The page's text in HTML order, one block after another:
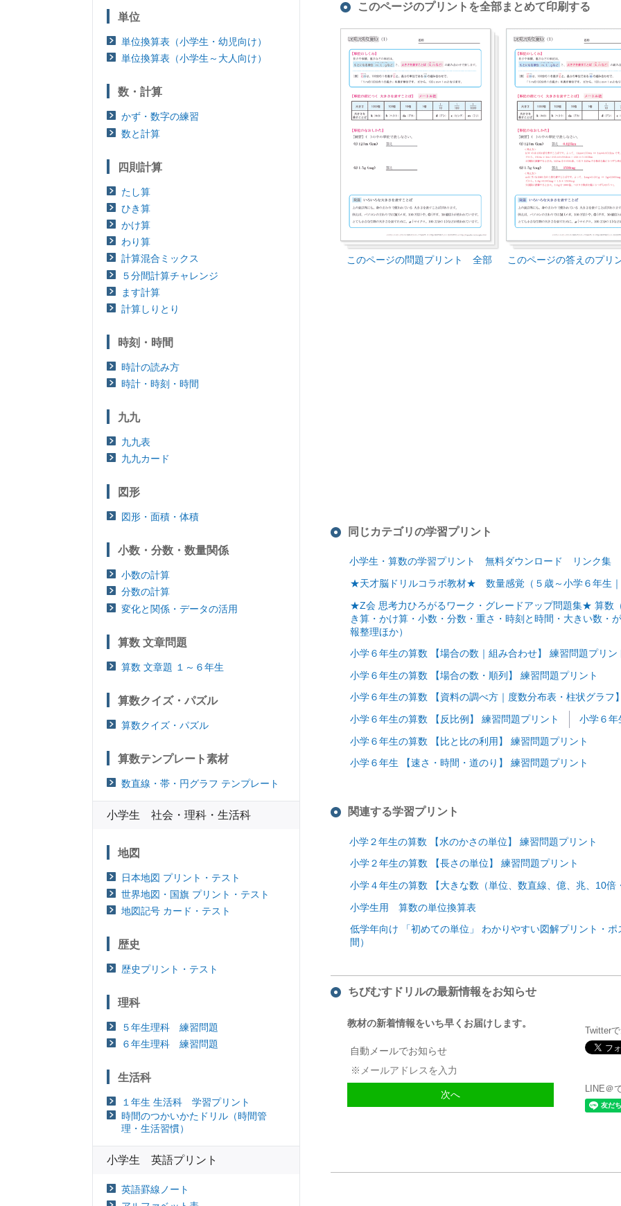
このページのプリントを全部まとめて印刷する
このページの問題プリント 全部 このページの答えのプ
同じカテゴリの学習プリント
小学生・算数の学習プリント 無料ダウンロード リンク集
★天才脳ドリルコラボ教材★ 数量感覚（５歳～小学６年生｜
★Z会 思考力ひろがるワーク・グレードアップ問題集★ 算数
き算・かけ算・小数・分数・重さ・時刻と時間・大きい数・
報整理ほか）
小学６年生の算数 【場合の数｜組み合わせ】 練習問題プリン
小学６年生の算数 【場合の数・順列】 練習問題プリント
小学６年生の算数 【資料の調べ方｜度数分布表・柱状グラフ
小学６年生の算数 【反比例】 練習問題プリント
小学６年
小学６年生の算数 【比と比の利用】 練習問題プリント
小学６年生 【速さ・時間・道のり】 練習問題プリント
関連する学習プリント
小学２年生の算数 【水のかさの単位】 練習問題プリント
小学２年生の算数 【長さの単位】 練習問題プリント
小学４年生の算数 【大きな数（単位、数直線、億、兆、10倍
小学生用 算数の単位換算表
低学年向け 「初めての単位」 わかりやすい図解プリント・
間）
ちびむすドリルの最新情報をお知らせ
教材の新着情報をいち早くお届けします。
自動メールでお知らせ
Twitter
LINE＠
単位
単位換算表（小学生・幼児向け）
単位換算表（小学生～大人向け）
数・計算
かず・数字の練習
数と計算
四則計算
たし算
ひき算
かけ算
わり算
計算混合ミックス
５分間計算チャレンジ
ます計算
計算しりとり
時刻・時間
時計の読み方
時計・時刻・時間
九九
九九表
九九カード
図形
図形・面積・体積
小数・分数・数量関係
小数の計算
分数の計算
変化と関係・データの活用
算数 文章問題
算数 文章題 １～６年生
算数クイズ・パズル
算数クイズ・パズル
算数テンプレート素材
数直線・帯・円グラフ テンプレート
小学生 社会・理科・生活科
地図
日本地図 プリント・テスト
世界地図・国旗 プリント・テスト
地図記号 カード・テスト
歴史
歴史プリント・テスト
理科
５年生理科 練習問題
６年生理科 練習問題
生活科
１年生 生活科 学習プリント
時間のつかいかたドリル（時間管
理・生活習慣）
小学生 英語プリント
英語罫線ノート